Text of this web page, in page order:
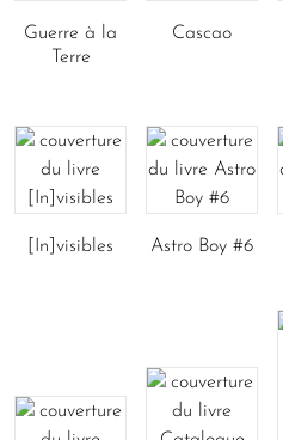
Guerre à la
Terre
Cascao
[In]visibles Astro Boy #6